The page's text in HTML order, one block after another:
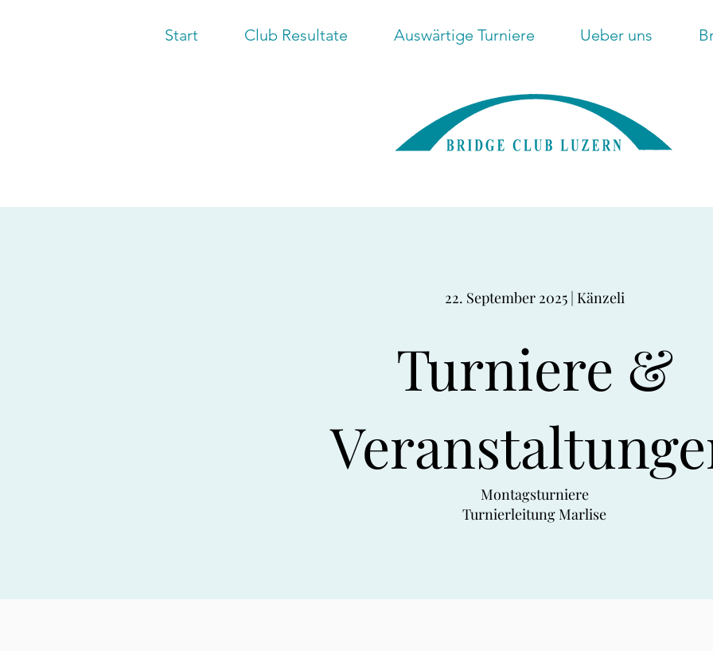
Start Club Resultate Auswärtige Turniere Ueber uns
22. September 2025 | Känzeli
Turniere &
Montagsturniere
Turnierleitung Marlise